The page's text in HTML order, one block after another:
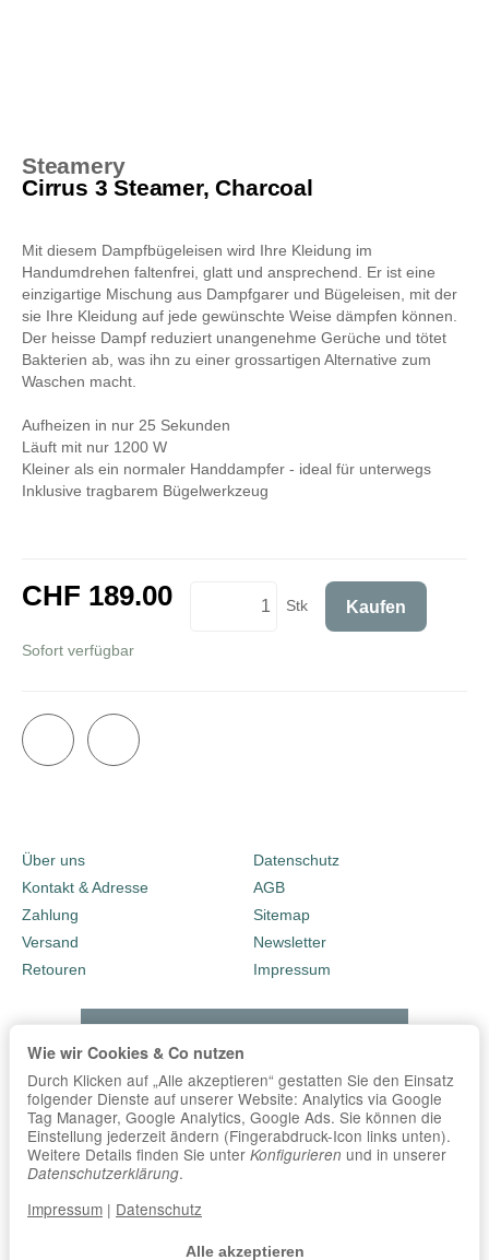
Steamery
Cirrus 3 Steamer, Charcoal
Mit diesem Dampfbügeleisen wird Ihre Kleidung im
Handumdrehen faltenfrei, glatt und ansprechend. Er ist eine
einzigartige Mischung aus Dampfgarer und Bügeleisen, mit der
sie Ihre Kleidung auf jede gewünschte Weise dämpfen können.
Der heisse Dampf reduziert unangenehme Gerüche und tötet
Bakterien ab, was ihn zu einer grossartigen Alternative zum
Waschen macht.
Aufheizen in nur 25 Sekunden
Läuft mit nur 1200 W
Kleiner als ein normaler Handdampfer - ideal für unterwegs
Inklusive tragbarem Bügelwerkzeug
CHF 189.00
Sofort verfügbar
Stk Kaufen
Über uns
Kontakt & Adresse
Zahlung
Versand
Retouren
Datenschutz
AGB
Sitemap
Newsletter
Impressum
Alle akzeptieren
Wie wir Cookies & Co nutzen
Durch Klicken auf „Alle akzeptieren“ gestatten Sie den Einsatz
folgender Dienste auf unserer Website: Analytics via Google
Tag Manager, Google Analytics, Google Ads. Sie können die
Einstellung jederzeit ändern (Fingerabdruck-Icon links unten).
Weitere Details finden Sie unter Konfigurieren und in unserer
Datenschutzerklärung.
Impressum | Datenschutz